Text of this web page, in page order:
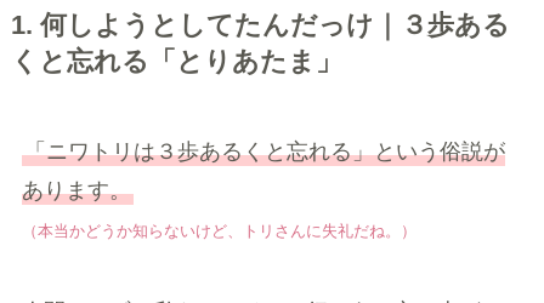
1. 何しようとしてたんだっけ｜３歩ある
くと忘れる「とりあたま」
「ニワトリは３歩あるくと忘れる」という俗説が
あります。
（本当かどうか知らないけど、トリさんに失礼だね。）